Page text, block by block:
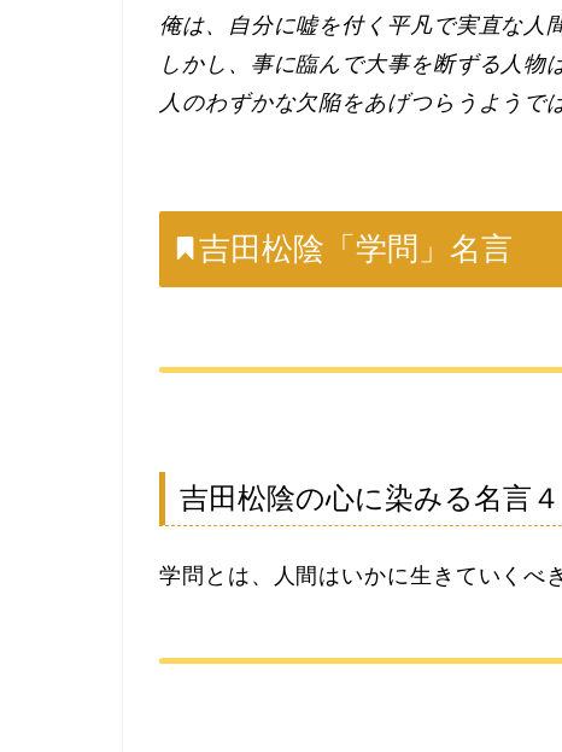
俺は、自分に嘘を付く平凡で実直な人
しかし、事に臨んで大事を断ずる人物
人のわずかな欠陥をあげつらうようで
吉田松陰「学問」名言
吉田松陰の心に染みる名言４
学問とは、人間はいかに生きていくべ